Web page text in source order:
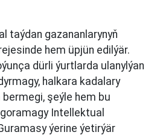
taýdan gazananlarynyň
hem üpjün edilýär.
dürli ýurtlarda ulanylýan
halkara kadalary
şeýle hem bu
Intellektual
ýerine ýetirýär